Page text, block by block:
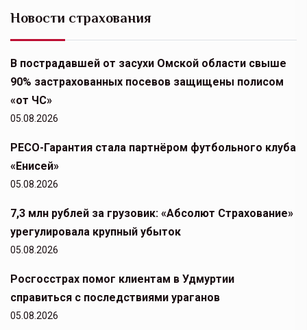
Новости страхования
В пострадавшей от засухи Омской области свыше
90% застрахованных посевов защищены полисом
«от ЧС»
05.08.2026
РЕСО-Гарантия стала партнёром футбольного клуба
«Енисей»
05.08.2026
7,3 млн рублей за грузовик: «Абсолют Страхование»
урегулировала крупный убыток
05.08.2026
Росгосстрах помог клиентам в Удмуртии
справиться с последствиями ураганов
05.08.2026